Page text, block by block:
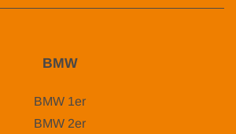
BMW
BMW 1er
BMW 2er